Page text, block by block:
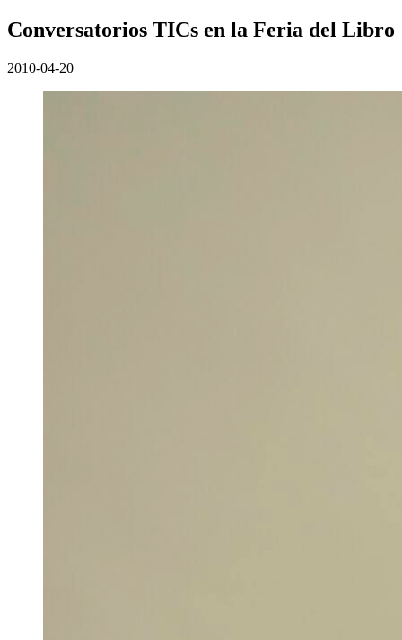
Conversatorios TICs en la Feria del Libro
2010-04-20